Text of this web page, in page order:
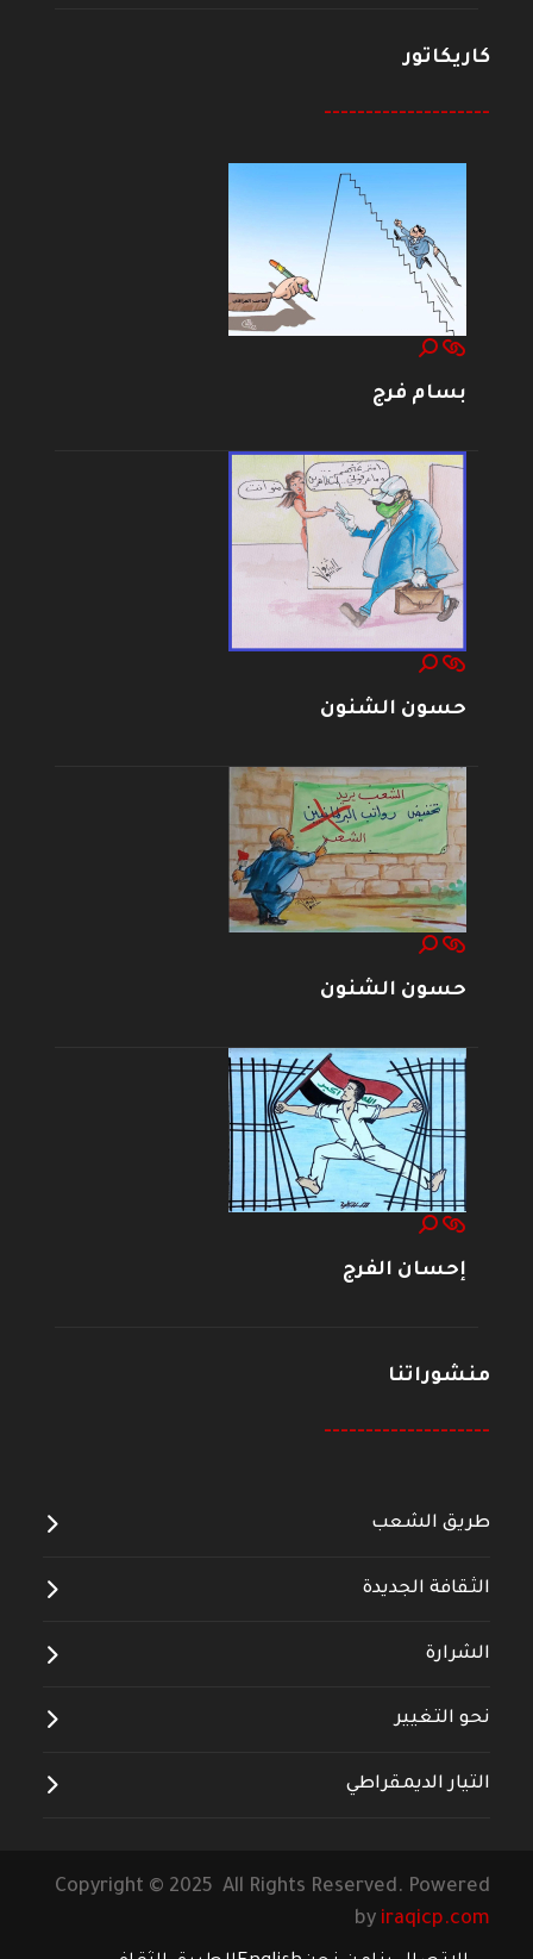
كاريكاتور
--------------------
بسام فرج
حسون الشنون
حسون الشنون
إحسان الفرج
منشوراتنا
--------------------
طريق الشعب
الثقافة الجديدة
الشرارة
نحو التغيير
التيار الديمقراطي
Copyright © 2025 All Rights Reserved. Powered
by iraqicp.com